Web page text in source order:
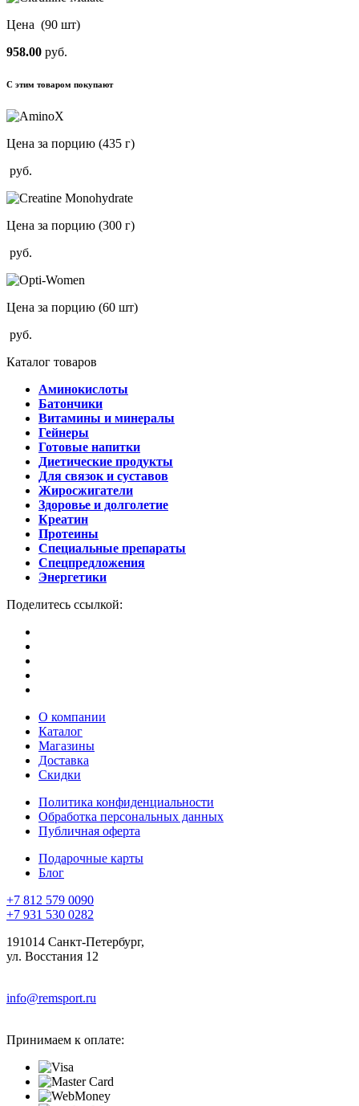
Цена (90 шт)
958.00 руб.
С этим товаром покупают
Цена за порцию (435 г)
руб.
Цена за порцию (300 г)
руб.
Цена за порцию (60 шт)
руб.
Каталог товаров
Аминокислоты
Батончики
Витамины и минералы
Гейнеры
Готовые напитки
Диетические продукты
Для связок и суставов
Жиросжигатели
Здоровье и долголетие
Креатин
Протеины
Специальные препараты
Спецпредложения
Энергетики
Поделитесь ссылкой:
О компании
Каталог
Магазины
Доставка
Скидки
Политика конфиденциальности
Обработка персональных данных
Публичная оферта
Подарочные карты
Блог
+7 812 579 0090
+7 931 530 0282
191014 Санкт-Петербург,
ул. Восстания 12
info@remsport.ru
Принимаем к оплате: